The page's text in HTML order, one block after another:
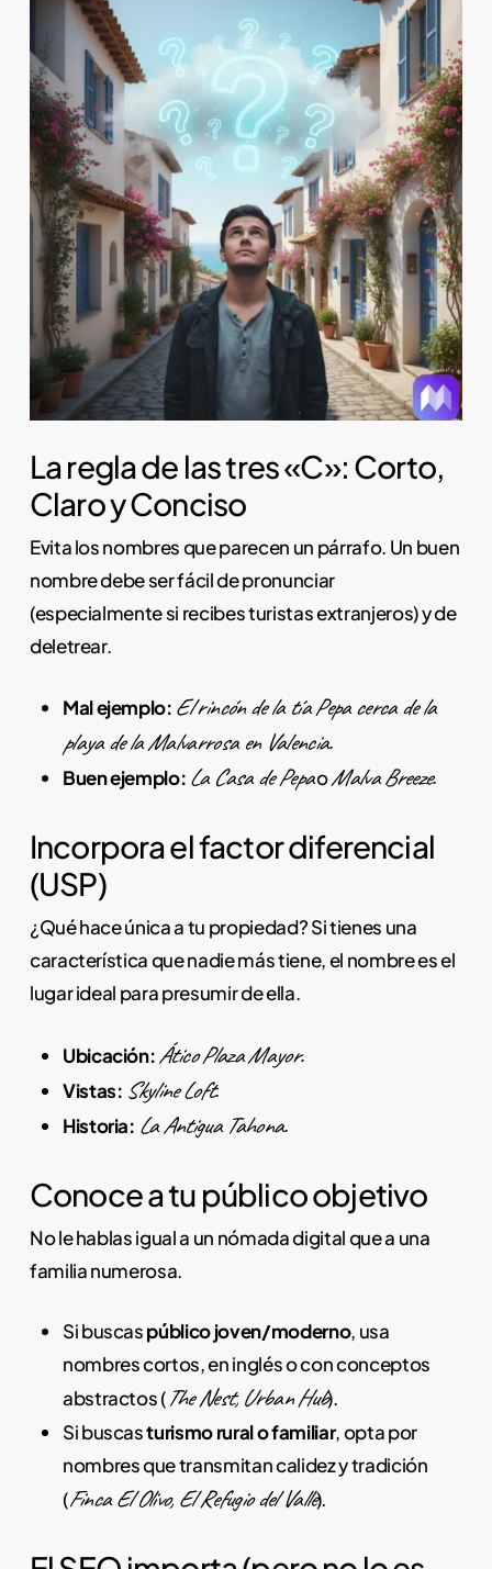
La regla de las tres «C»: Corto,
Claro y Conciso
Evita los nombres que parecen un párrafo. Un buen
nombre debe ser fácil de pronunciar
(especialmente si recibes turistas extranjeros) y de
deletrear.
Mal ejemplo: El rincón de la tía Pepa cerca de la
playa de la Malvarrosa en Valencia.
Buen ejemplo: La Casa de PepaoMalva Breeze.
Incorpora el factor diferencial
(USP)
¿Qué hace única a tu propiedad? Si tienes una
característica que nadie más tiene, el nombre es el
lugar ideal para presumir de ella.
Ubicación:Ático Plaza Mayor.
Vistas: Skyline Loft.
Historia: La Antigua Tahona.
Conoce a tu público objetivo
No le hablas igual a un nómada digital que a una
familia numerosa.
Si buscaspúblico joven/moderno, usa
nombres cortos, en inglés o con conceptos
abstractos (The Nest, Urban Hub).
Si buscasturismo rural o familiar, opta por
nombres que transmitan calidez y tradición
(Finca El Olivo, El Refugio del Valle).